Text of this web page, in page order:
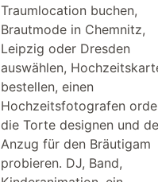
Traumlocation buchen,
Brautmode in Chemnitz,
Leipzig oder Dresden
auswählen,
bestellen, einen
Hochzeitsfotografen
die Torte designen und
Anzug für den Bräutigam
probieren. DJ, Band,